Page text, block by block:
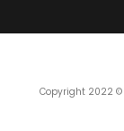
Copyright 2022 ©